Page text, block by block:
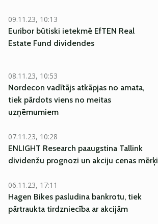
09.11.23, 10:13
Euribor būtiski ietekmē EfTEN Real
Estate Fund dividendes
08.11.23, 10:53
Nordecon vadītājs atkāpjas no amata,
tiek pārdots viens no meitas
uzņēmumiem
07.11.23, 10:28
ENLIGHT Research paaugstina Tallink
dividenžu prognozi un akciju cenas mērķi
06.11.23, 17:11
Hagen Bikes pasludina bankrotu, tiek
pārtraukta tirdzniecība ar akcijām